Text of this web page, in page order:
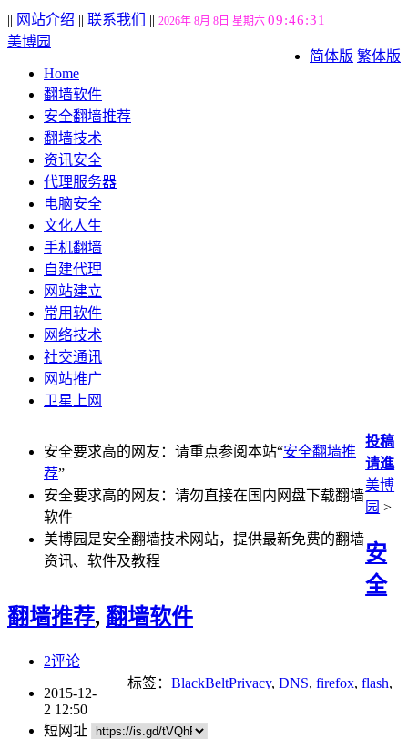
|| 网站介绍 || 联系我们 || 2026年 8月 8日 星期六 09:46:32
简体版 繁体版
美博园
Home
翻墙软件
安全翻墙推荐
翻墙技术
资讯安全
代理服务器
电脑安全
文化人生
手机翻墙
自建代理
网站建立
常用软件
网络技术
社交通讯
网站推广
卫星上网
安全要求高的网友：请重点参阅本站“安全翻墙推
荐”
安全要求高的网友：请勿直接在国内网盘下载翻墙
软件
美博园是安全翻墙技术网站，提供最新免费的翻墙
资讯、软件及教程
投稿
请進
美博
园 >
安
全
翻墙推荐, 翻墙软件
2评论
标签： BlackBeltPrivacy, DNS, firefox, flash,
2015-12-
2 12:50
短网址